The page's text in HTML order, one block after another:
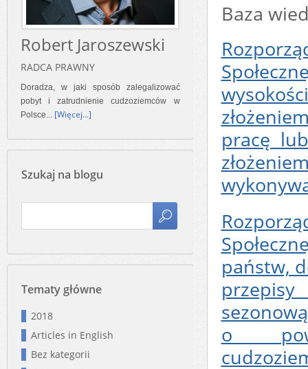
Baza
pracę
państw,
o
Robert Jaroszewski
RADCA PRAWNY
Doradza, w jaki sposób zalegalizować
pobyt i zatrudnienie cudzoziemców w
Polsce... [Więcej...]
Szukaj na blogu
Tematy główne
2018
Articles in English
Bez kategorii